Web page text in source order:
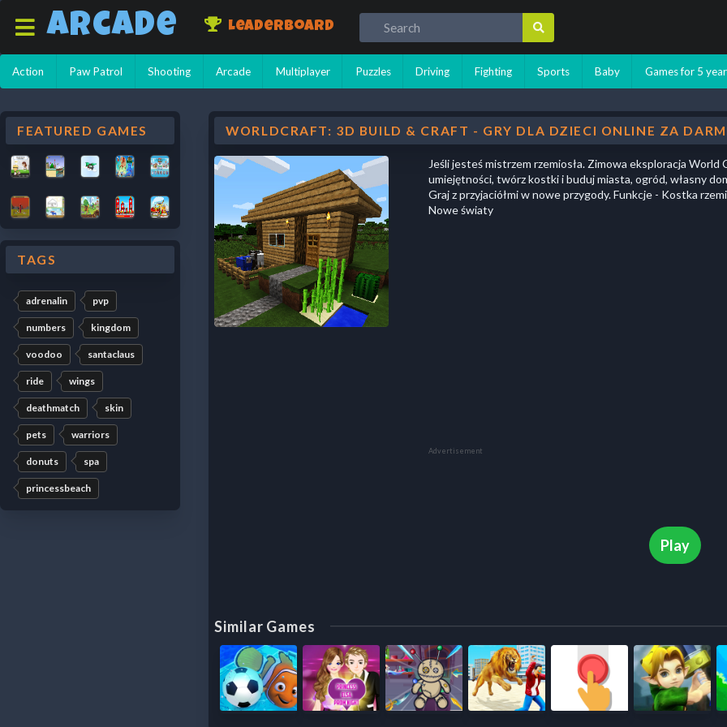
Arcade Leaderboard
Action Paw Patrol Shooting Arcade Multiplayer Puzzles Driving Fighting Sports Baby Games for 5
FEATURED GAMES
TAGS
adrenalin pvp
numbers kingdom
voodoo santaclaus
ride wings
deathmatch skin
pets warriors
donuts spa
princessbeach
WORLDCRAFT: 3D BUILD & CRAFT - GRY DLA DZIECI ONLINE ZA
Jeśli jesteś mistrzem rzemiosła. Zimowa eksploracja World
umiejętności, twórz kostki i buduj miasta, ogród, własny
Graj z przyjaciółmi w nowe przygody. Funkcje - Kostka
Nowe światy
Advertisement
Play
Similar Games